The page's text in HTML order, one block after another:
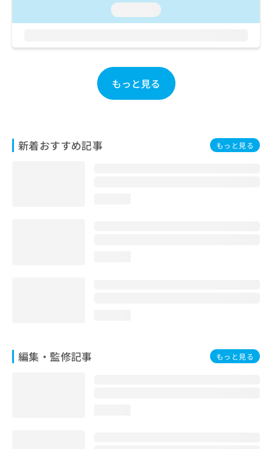
もっと見る
新着おすすめ記事 もっと見る
編集・監修記事 もっと見る
問
合